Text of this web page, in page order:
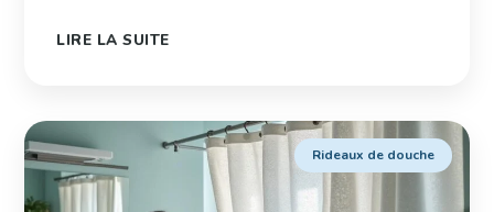
LIRE LA SUITE
Rideaux de douche